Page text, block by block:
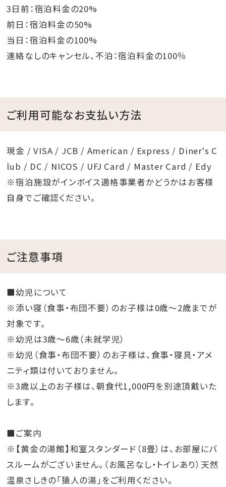
3日前：宿泊料金の20%
前日：宿泊料金の50%
当日：宿泊料金の100%
連絡なしのキャンセル、不泊：宿泊料金の100％
ご利用可能なお支払い方法
現金 / VISA / JCB / American / Express / Diner's C
lub / DC / NICOS / UFJ Card / Master Card / Edy
※宿泊施設がインボイス適格事業者かどうかはお客様
自身でご確認ください。
ご注意事項
■幼児について
※添い寝（食事・布団不要）のお子様は0歳～2歳までが
対象です。
※幼児は3歳～6歳（未就学児）
※幼児（食事・布団不要）のお子様は、食事・寝具・アメ
ニティ類は付いておりません。
※3歳以上のお子様は、朝食代1,000円を別途頂戴いた
します。
■ご案内
※【黄金の湯館】和室スタンダード（8畳）は、お部屋にバ
スルームがございません。（お風呂なし・トイレあり）天然
温泉さしきの「猿人の湯」をご利用ください。